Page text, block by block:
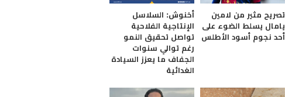
تصريح مثير من لامين
يامال يسلط الضوء على
أحد نجوم أسود الأطلس
أخنوش: السلاسل
الإنتاجية الفلاحية
تواصل تحقيق النمو
رغم توالي سنوات
الجفاف ما يعزز السيادة
الغدائية